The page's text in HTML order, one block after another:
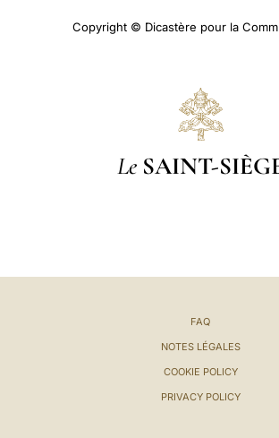
Copyright © Dicastère pour la
Le SAINT-
FAQ
NOTES LÉGALES
COOKIE POLICY
PRIVACY POLICY